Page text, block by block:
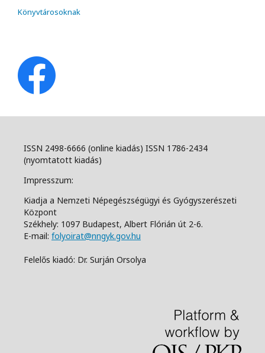
Könyvtárosoknak
ISSN 2498-6666 (online kiadás) ISSN 1786-2434
(nyomtatott kiadás)
Impresszum:
Kiadja a Nemzeti Népegészségügyi és Gyógyszerészeti
Központ
Székhely: 1097 Budapest, Albert Flórián út 2-6.
E-mail: folyoirat@nngyk.gov.hu
Felelős kiadó: Dr. Surján Orsolya